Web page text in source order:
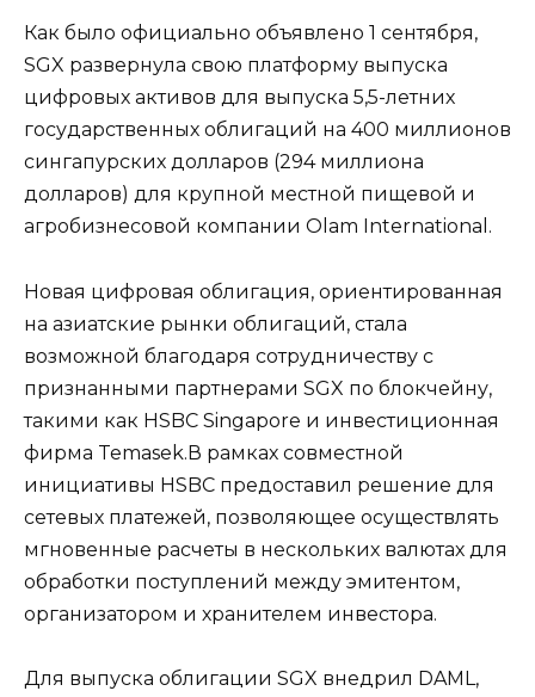
Как было официально объявлено 1 сентября,
SGX развернула свою платформу выпуска
цифровых активов для выпуска 5,5-летних
государственных облигаций на 400 миллионов
сингапурских долларов (294 миллиона
долларов) для крупной местной пищевой и
агробизнесовой компании Olam International.
Новая цифровая облигация, ориентированная
на азиатские рынки облигаций, стала
возможной благодаря сотрудничеству с
признанными партнерами SGX по блокчейну,
такими как HSBC Singapore и инвестиционная
фирма Temasek.В рамках совместной
инициативы HSBC предоставил решение для
сетевых платежей, позволяющее осуществлять
мгновенные расчеты в нескольких валютах для
обработки поступлений между эмитентом,
организатором и хранителем инвестора.
Для выпуска облигации SGX внедрил DAML,